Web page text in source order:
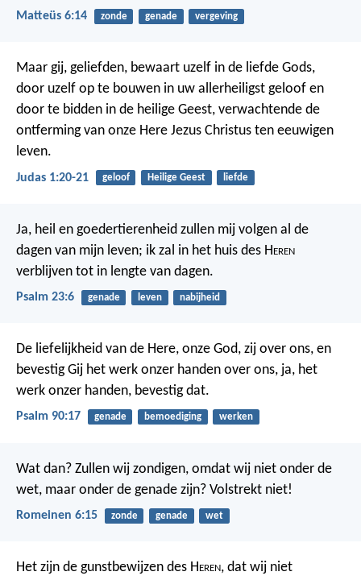
Matteüs 6:14 zonde genade vergeving
Maar gij, geliefden, bewaart uzelf in de liefde Gods,
door uzelf op te bouwen in uw allerheiligst geloof en
door te bidden in de heilige Geest, verwachtende de
ontferming van onze Here Jezus Christus ten eeuwigen
leven.
Judas 1:20-21 geloof Heilige Geest liefde
Ja, heil en goedertierenheid zullen mij volgen al de
dagen van mijn leven; ik zal in het huis des Heren
verblijven tot in lengte van dagen.
Psalm 23:6 genade leven nabijheid
De liefelijkheid van de Here, onze God, zij over ons, en
bevestig Gij het werk onzer handen over ons, ja, het
werk onzer handen, bevestig dat.
Psalm 90:17 genade bemoediging werken
Wat dan? Zullen wij zondigen, omdat wij niet onder de
wet, maar onder de genade zijn? Volstrekt niet!
Romeinen 6:15 zonde genade wet
Het zijn de gunstbewijzen des Heren, dat wij niet